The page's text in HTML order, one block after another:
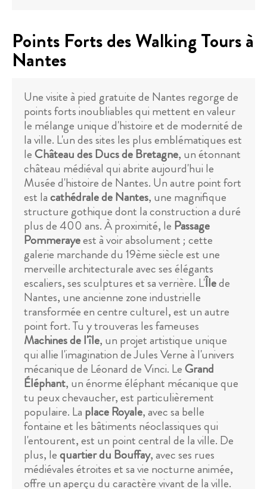
Points Forts des Walking Tours à
Nantes
Une visite à pied gratuite de Nantes regorge de
points forts inoubliables qui mettent en valeur
le mélange unique d'histoire et de modernité de
la ville. L'un des sites les plus emblématiques est
leChâteau des Ducs de Bretagne, un étonnant
château médiéval qui abrite aujourd'hui le
Musée d'histoire de Nantes. Un autre point fort
est lacathédrale de Nantes, une magnifique
structure gothique dont la construction a duré
plus de 400 ans. À proximité, le Passage
Pommerayeest à voir absolument ; cette
galerie marchande du 19ème siècle est une
merveille architecturale avec ses élégants
escaliers, ses sculptures et sa verrière. L'Îlede
Nantes, une ancienne zone industrielle
transformée en centre culturel, est un autre
point fort. Tu y trouveras les fameuses
Machines de l'île, un projet artistique unique
qui allie l'imagination de Jules Verne à l'univers
mécanique de Léonard de Vinci. LeGrand
Éléphant, un énorme éléphant mécanique que
tu peux chevaucher, est particulièrement
populaire. La place Royale, avec sa belle
fontaine et les bâtiments néoclassiques qui
l'entourent, est un point central de la ville. De
plus, lequartier du Bouffay, avec ses rues
médiévales étroites et sa vie nocturne animée,
offre un aperçu du caractère vivant de la ville.